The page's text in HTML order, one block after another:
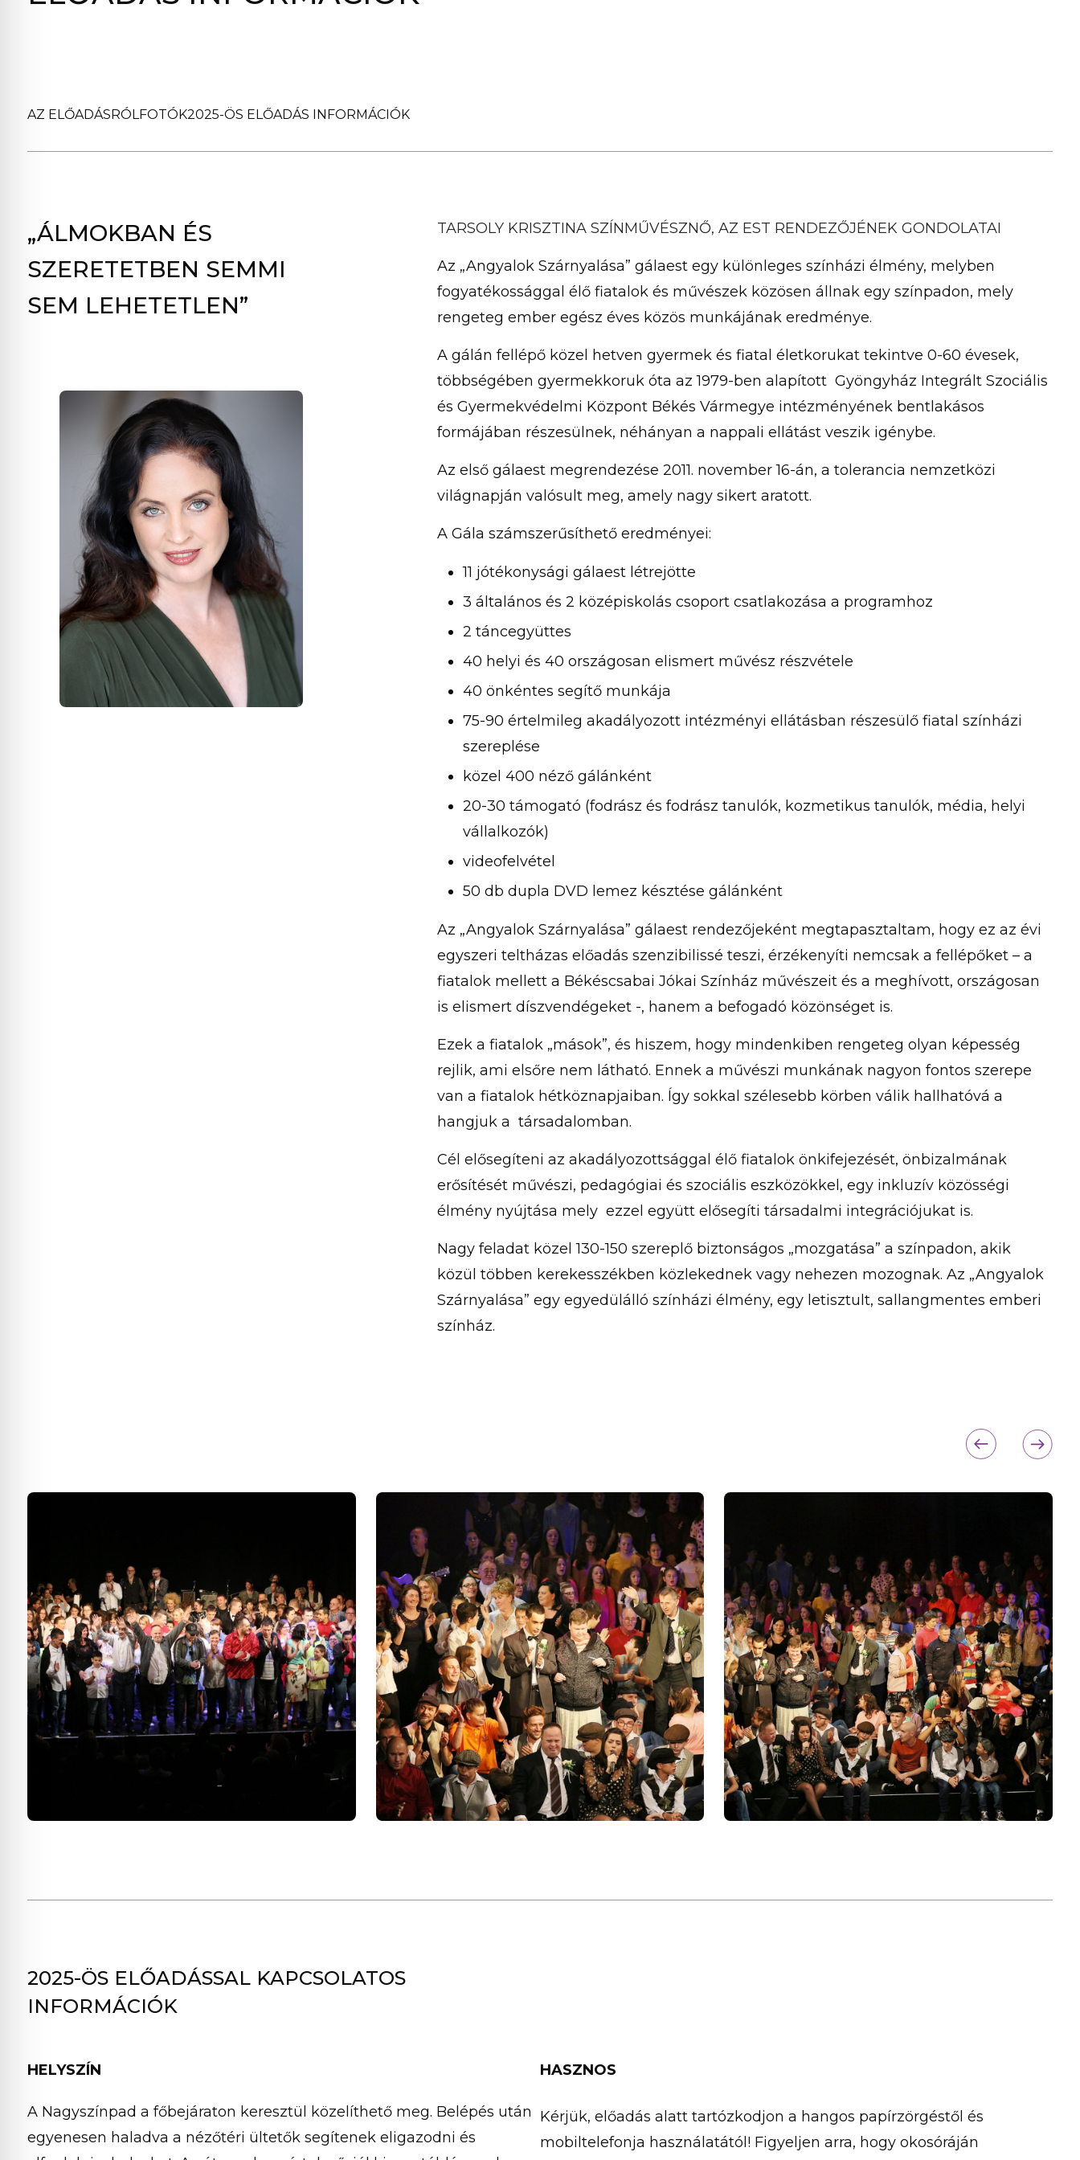
AZ ELŐADÁSRÓL FOTÓK2025-ÖS ELŐADÁS INFORMÁCIÓK
„ÁLMOKBAN ÉS
SZERETETBEN SEMMI
SEM LEHETETLEN”
TARSOLY KRISZTINA SZÍNMŰVÉSZNŐ, AZ EST RENDEZŐJÉNEK GONDOLATAI
Az „Angyalok Szárnyalása” gálaest egy különleges színházi élmény, melyben
fogyatékossággal élő fiatalok és művészek közösen állnak egy színpadon, mely
rengeteg ember egész éves közös munkájának eredménye.
A gálán fellépő közel hetven gyermek és fiatal életkorukat tekintve 0-60 évesek,
többségében gyermekkoruk óta az 1979-ben alapított Gyöngyház Integrált Szociális
és Gyermekvédelmi Központ Békés Vármegye intézményének bentlakásos
formájában részesülnek, néhányan a nappali ellátást veszik igénybe.
Az első gálaest megrendezése 2011. november 16-án, a tolerancia nemzetközi
világnapján valósult meg, amely nagy sikert aratott.
A Gála számszerűsíthető eredményei:
11 jótékonysági gálaest létrejötte
3 általános és 2 középiskolás csoport csatlakozása a programhoz
2 táncegyüttes
40 helyi és 40 országosan elismert művész részvétele
40 önkéntes segítő munkája
75-90 értelmileg akadályozott intézményi ellátásban részesülő fiatal színházi
szereplése
közel 400 néző gálánként
20-30 támogató (fodrász és fodrász tanulók, kozmetikus tanulók, média, helyi
vállalkozók)
videofelvétel
50 db dupla DVD lemez késztése gálánként
Az „Angyalok Szárnyalása” gálaest rendezőjeként megtapasztaltam, hogy ez az évi
egyszeri teltházas előadás szenzibilissé teszi, érzékenyíti nemcsak a fellépőket – a
fiatalok mellett a Békéscsabai Jókai Színház művészeit és a meghívott, országosan
is elismert díszvendégeket -, hanem a befogadó közönséget is.
Ezek a fiatalok „mások”, és hiszem, hogy mindenkiben rengeteg olyan képesség
rejlik, ami elsőre nem látható. Ennek a művészi munkának nagyon fontos szerepe
van a fiatalok hétköznapjaiban. Így sokkal szélesebb körben válik hallhatóvá a
hangjuk a társadalomban.
Cél elősegíteni az akadályozottsággal élő fiatalok önkifejezését, önbizalmának
erősítését művészi, pedagógiai és szociális eszközökkel, egy inkluzív közösségi
élmény nyújtása mely ezzel együtt elősegíti társadalmi integrációjukat is.
Nagy feladat közel 130-150 szereplő biztonságos „mozgatása” a színpadon, akik
közül többen kerekesszékben közlekednek vagy nehezen mozognak. Az „Angyalok
Szárnyalása” egy egyedülálló színházi élmény, egy letisztult, sallangmentes emberi
színház.
2025-ÖS ELŐADÁSSAL KAPCSOLATOS
INFORMÁCIÓK
HELYSZÍN
A Nagyszínpad a főbejáraton keresztül közelíthető meg. Belépés után
egyenesen haladva a nézőtéri ültetők segítenek eligazodni és
HASZNOS
Kérjük, előadás alatt tartózkodjon a hangos papírzörgéstől és
mobiltelefonja használatától! Figyeljen arra, hogy okosóráján